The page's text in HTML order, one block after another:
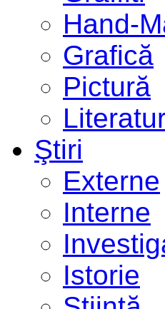
Hand-
Grafică
Pictură
Ştiri
Externe
Interne
Istorie